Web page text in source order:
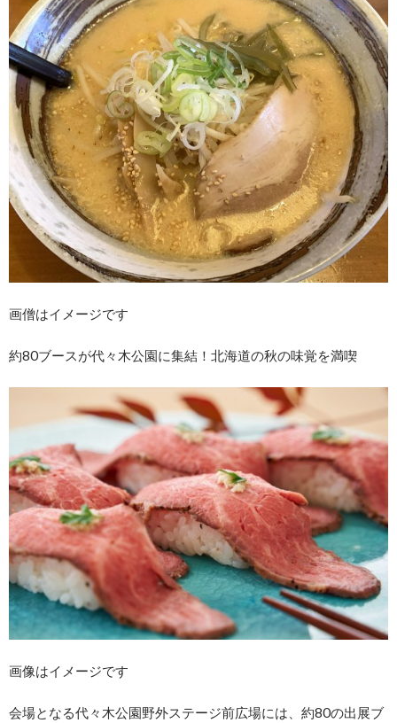
画僧はイメージです
約80ブースが代々木公園に集結！北海道の秋の味覚を満喫
画像はイメージです
会場となる代々木公園野外ステージ前広場には、約80の出展ブ